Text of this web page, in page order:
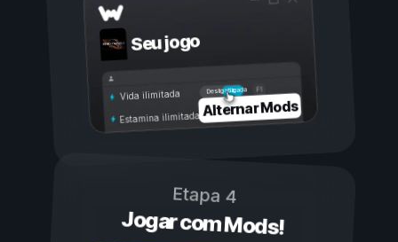
Seu jogo
Ligada
Desligada
Vida ilimitada
Estamina ilimitadaAlternar Mods
Etapa 4
Jogar com Mods!